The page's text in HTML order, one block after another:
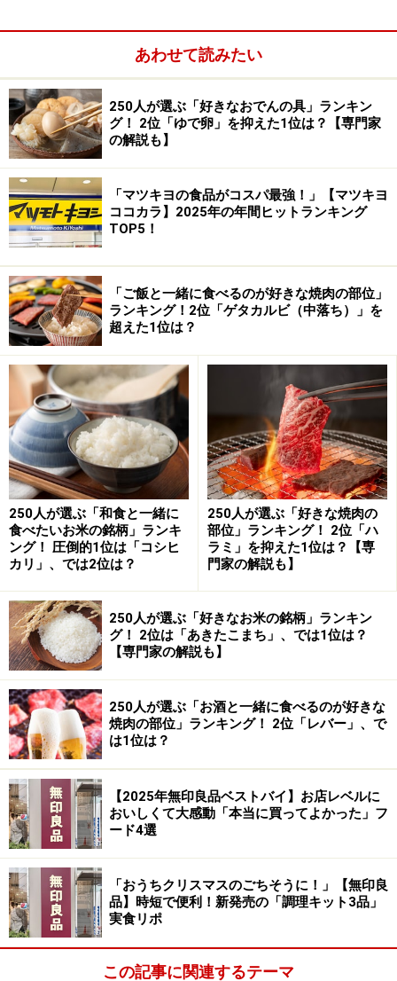
みんな、タレが大好き！ たしかに、卵かけごはん風にな
るものや、梅風味、麹（こうじ）、バター醤油まであり
ます。
「手を汚さずにタレを入れられる（40代・女性）」「タ
レがかけやすい（30代・女性）」「パキッとフタを割る
と手も汚れずに簡単にタレがかけられるから（20代・女
性）」「タレが手につかないから（30代・女性）」「タ
レをかける時に袋を切る面倒さがないため（30代・女
性）」
そう、「金のつぶ」といえば、タレが袋ではなく、容器
をパキッと割って入れる方式。あれは……画期的ですよ
ね。
そして、アンケートには、「金のつぶ」とだけ書かれて
いることが多かったのですが、商品名が正確に書かれて
いるものが「におわなっとう 」でした。
「においがあまりしないから（50代・女性）」「納豆独
特のにおいが少ないからです（30代・女性）」「納豆自
体食べられなかったが、におわないものを食べて、初め
て食べることができたのがこちらのメーカーだから（40
代・女性）」「納豆のにおいがきつくないので、食べや
すいから（50代・女性）」「すべての納豆を試したわけ
ではないですが、元々食べられなかったんですが、健康
のために食べたいと思い食べられる納豆を探した結果、
これに行きつきました（30代・女性）」
ほかにも「におわなっとう」をお選びいただいた方はた
くさんいらっしゃって、そのほとんどが関西圏にお住ま
いの方だったのが、さもありなんですね。
第1位：タカノフーズ
「タカノフーズといわれても？」ではありませんか？ で
も、「おかめ納豆」
っていただけるはず。納豆だけでなく、豆腐もスーパー
あわせて読みたい
250人が選ぶ「好きなおでんの具」ランキン
グ！ 2位「ゆで卵」を抑えた1位は？【専門家
の解説も】
「マツキヨの食品がコスパ最強！」【マツキヨ
ココカラ】2025年の年間ヒットランキング
TOP5！
「ご飯と一緒に食べるのが好きな焼肉の部位」
ランキング！2位「ゲタカルビ（中落ち）」を
超えた1位は？
250人が選ぶ「和食と一緒に
食べたいお米の銘柄」ランキ
ング！ 圧倒的1位は「コシヒ
カリ」、では2位は？
250人が選ぶ「好きな焼肉の
部位」ランキング！ 2位「ハ
ラミ」を抑えた1位は？【専
門家の解説も】
250人が選ぶ「好きなお米の銘柄」ランキン
グ！ 2位は「あきたこまち」、では1位は？
【専門家の解説も】
250人が選ぶ「お酒と一緒に食べるのが好きな
焼肉の部位」ランキング！ 2位「レバー」、で
は1位は？
【2025年無印良品ベストバイ】お店レベルに
おいしくて大感動「本当に買ってよかった」フ
ード4選
「おうちクリスマスのごちそうに！」【無印良
品】時短で便利！新発売の「調理キット3品」
実食リポ
この記事に関連するテーマ